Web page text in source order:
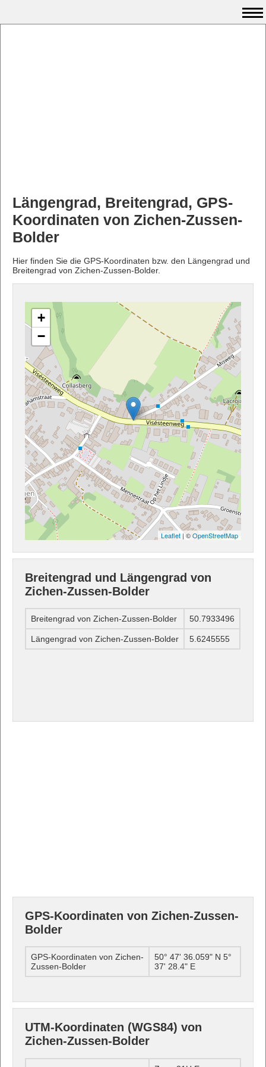
Längengrad, Breitengrad, GPS-
Koordinaten von Zichen-Zussen-
Bolder
Hier finden Sie die GPS-Koordinaten bzw. den Längengrad und
Breitengrad von Zichen-Zussen-Bolder.
+
−
Leaflet | ©OpenStreetMap
Breitengrad und Längengrad von
Zichen-Zussen-Bolder
Breitengrad von Zichen-Zussen-Bolder 50.7933496
Längengrad von Zichen-Zussen-Bolder 5.6245555
GPS-Koordinaten von Zichen-Zussen-
Bolder
GPS-Koordinaten von Zichen-
Zussen-Bolder
50° 47' 36.059" N 5°
37' 28.4" E
UTM-Koordinaten (WGS84) von
Zichen-Zussen-Bolder